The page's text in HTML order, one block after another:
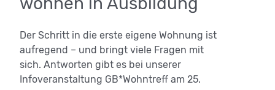
Der Schritt in die erste eigene Wohnung ist
aufregend – und bringt viele Fragen mit
sich. Antworten gibt es bei unserer
Infoveranstaltung GB*Wohntreff am 25.